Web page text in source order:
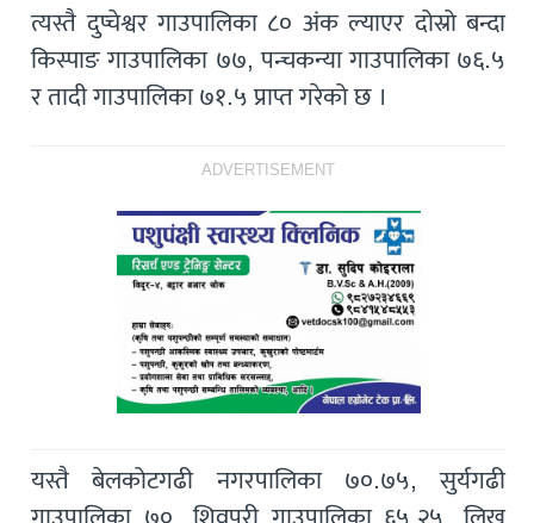
त्यस्तै दुप्चेश्वर गाउपालिका ८० अंक ल्याएर दोस्रो बन्दा
किस्पाङ गाउपालिका ७७, पन्चकन्या गाउपालिका ७६.५
र तादी गाउपालिका ७१.५ प्राप्त गरेको छ ।
ADVERTISEMENT
यस्तै बेलकोटगढी नगरपालिका ७०.७५, सुर्यगढी